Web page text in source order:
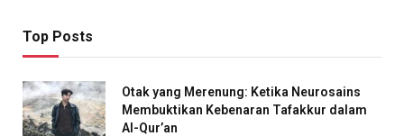
Top Posts
Otak yang Merenung: Ketika Neurosains
Membuktikan Kebenaran Tafakkur dalam
Al-Qur’an